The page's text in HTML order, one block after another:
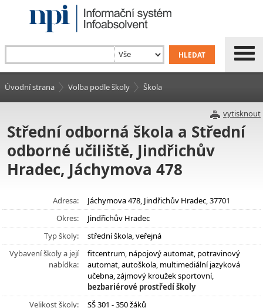
Úvodní strana Volba podle školy Škola
vytisknout
Střední odborná škola a Střední
odborné učiliště, Jindřichův
Hradec, Jáchymova 478
Adresa:
Jáchymova 478, Jindřichův Hradec, 37701
Okres:
Jindřichův Hradec
Typ školy:
střední škola, veřejná
Vybavení školy a její
nabídka:
fitcentrum, nápojový automat, potravinový
automat, autoškola, multimediální jazyková
učebna, zájmový kroužek sportovní,
bezbariérové prostředí školy
Velikost školy:
SŠ 301 - 350 žáků